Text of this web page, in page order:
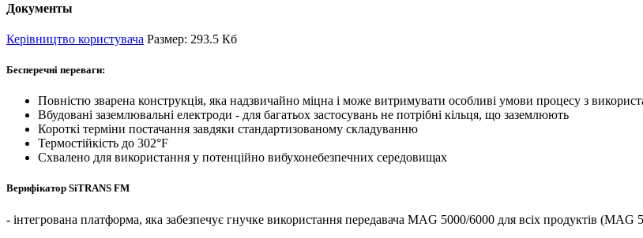
Документы
Керівництво користувача Размер: 293.5 Кб
Бесперечні переваги:
Повністю зварена конструкція, яка надзвичайно міцна і може витримувати особливі умови процесу з
Вбудовані заземлювальні електроди - для багатьох застосувань не потрібні кільця, що заземлюють
Короткі терміни постачання завдяки стандартизованому складуванню
Термостійкість до 302°F
Схвалено для використання у потенційно вибухонебезпечних середовищах
Верифікатор SiTRANS FM
- інтегрована платформа, яка забезпечує гнучке використання передавача MAG 5000/6000 для всіх продуктів (MAG